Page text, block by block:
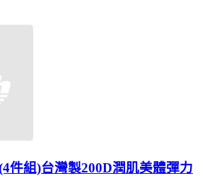
件組)台灣製200D潤肌美體彈力